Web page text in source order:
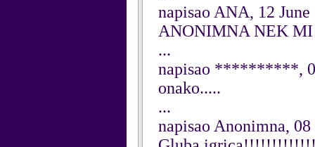
napisao ANA, 12 June
ANONIMNA NEK
...
napisao **********,
onako.....
...
napisao Anonimna, 08